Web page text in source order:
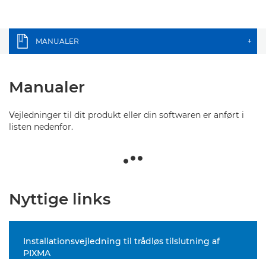
MANUALER +
Manualer
Vejledninger til dit produkt eller din softwaren er anført i
listen nedenfor.
Nyttige links
Installationsvejledning til trådløs tilslutning af
PIXMA